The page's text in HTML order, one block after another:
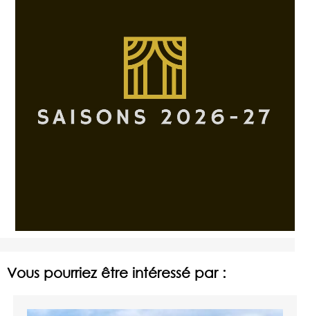
Vous pourriez être intéressé par :